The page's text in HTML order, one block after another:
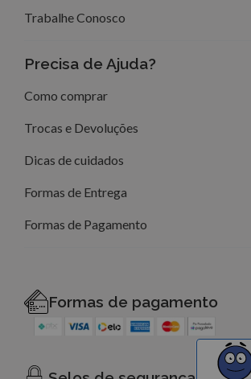
Trabalhe Conosco
Precisa de Ajuda?
Como comprar
Trocas e Devoluções
Dicas de cuidados
Formas de Entrega
Formas de Pagamento
Formas de pagamento